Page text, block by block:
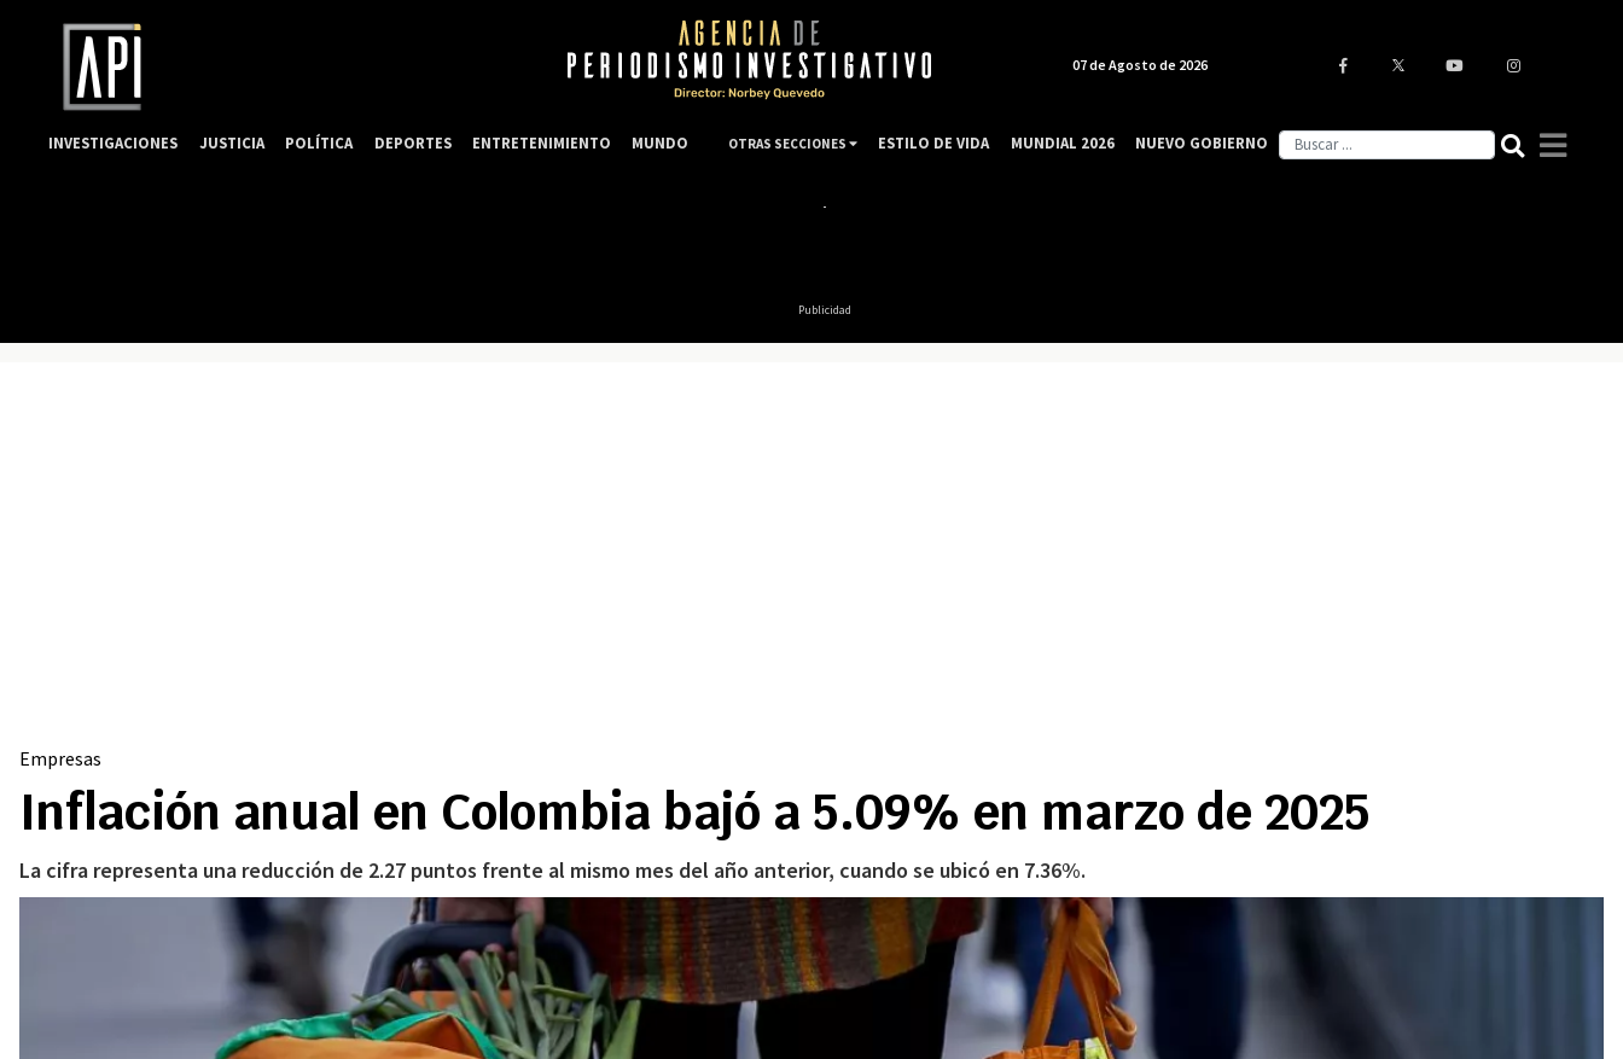
Publicidad
Empresas
Inflación anual en Colombia bajó a 5.09% en marzo de 2025
La cifra representa una reducción de 2.27 puntos frente al mismo mes del año anterior, cuando se ubicó en 7.36%.
07 de Agosto de 2026
INVESTIGACIONES JUSTICIA POLÍTICA DEPORTES ENTRETENIMIENTO MUNDO OTRAS SECCIONES ESTILO DE VIDA MUNDIAL 2026 NUEVO GOBIERNO